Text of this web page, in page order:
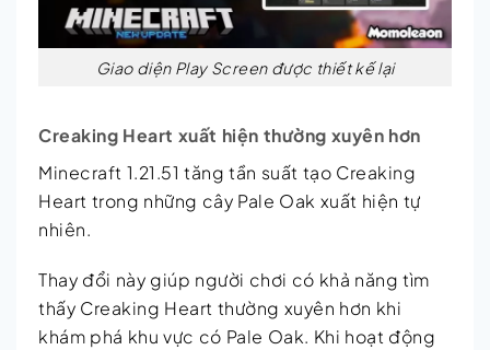
Giao diện Play Screen được thiết kế lại
Creaking Heart xuất hiện thường xuyên hơn
Minecraft 1.21.51 tăng tần suất tạo Creaking
Heart trong những cây Pale Oak xuất hiện tự
nhiên.
Thay đổi này giúp người chơi có khả năng tìm
thấy Creaking Heart thường xuyên hơn khi
khám phá khu vực có Pale Oak. Khi hoạt động